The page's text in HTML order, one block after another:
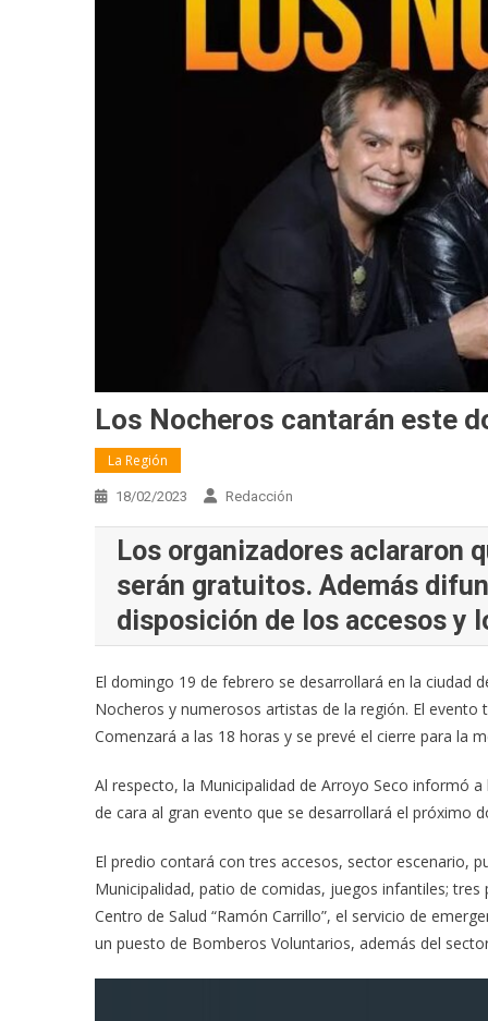
Los Nocheros cantarán este
La Región
18/02/2023 Redacción
Los organizadores aclararon
serán gratuitos. Además
disposición de los accesos y
El domingo 19 de febrero se desarrollará en la ciudad
Nocheros y numerosos artistas de la región. El evento
Comenzará a las 18 horas y se prevé el cierre para la
Al respecto, la Municipalidad de Arroyo Seco informó
de cara al gran evento que se desarrollará el próximo
El predio contará con tres accesos, sector escenario,
Municipalidad, patio de comidas, juegos infantiles;
Centro de Salud “Ramón Carrillo”, el servicio de
un puesto de Bomberos Voluntarios, además del